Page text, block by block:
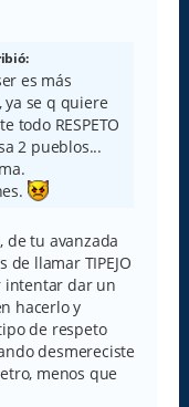
es más
ya se q quiere
todo RESPETO
2 pueblos...
de tu avanzada
de llamar TIPEJO
intentar dar un
hacerlo y
de respeto
desmereciste
menos que